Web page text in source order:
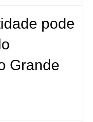
pode
Grande